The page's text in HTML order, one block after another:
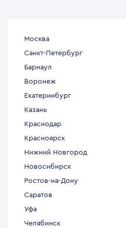
Москва
Санкт-Петербург
Барнаул
Воронеж
Екатеринбург
Казань
Краснодар
Красноярск
Нижний Новгород
Новосибирск
Ростов-на-Дону
Саратов
Уфа
Челябинск